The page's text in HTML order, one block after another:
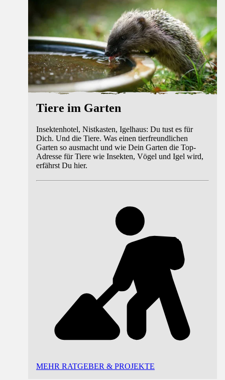
Tiere im Garten
Insektenhotel, Nistkasten, Igelhaus: Du tust es für
Dich. Und die Tiere. Was einen tierfreundlichen
Garten so ausmacht und wie Dein Garten die Top-
Adresse für Tiere wie Insekten, Vögel und Igel wird,
erfährst Du hier.
MEHR RATGEBER & PROJEKTE